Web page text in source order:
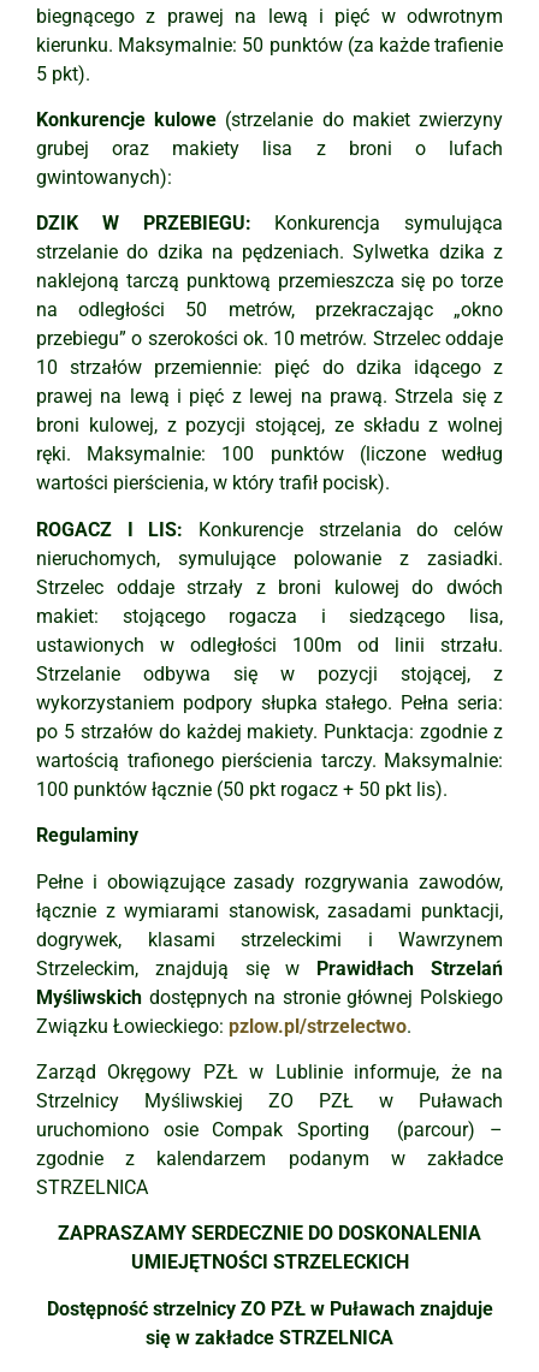
biegnącego z prawej na lewą i pięć w odwrotnym
kierunku. Maksymalnie: 50 punktów (za każde trafienie
5 pkt).
Konkurencje kulowe (strzelanie do makiet zwierzyny
grubej oraz makiety lisa z broni o lufach
gwintowanych):
DZIK W PRZEBIEGU: Konkurencja symulująca
strzelanie do dzika na pędzeniach. Sylwetka dzika z
naklejoną tarczą punktową przemieszcza się po torze
na odległości 50 metrów, przekraczając „okno
przebiegu” o szerokości ok. 10 metrów. Strzelec oddaje
10 strzałów przemiennie: pięć do dzika idącego z
prawej na lewą i pięć z lewej na prawą. Strzela się z
broni kulowej, z pozycji stojącej, ze składu z wolnej
ręki. Maksymalnie: 100 punktów (liczone według
wartości pierścienia, w który trafił pocisk).
ROGACZ I LIS: Konkurencje strzelania do celów
nieruchomych, symulujące polowanie z zasiadki.
Strzelec oddaje strzały z broni kulowej do dwóch
makiet: stojącego rogacza i siedzącego lisa,
ustawionych w odległości 100m od linii strzału.
Strzelanie odbywa się w pozycji stojącej, z
wykorzystaniem podpory słupka stałego. Pełna seria:
po 5 strzałów do każdej makiety. Punktacja: zgodnie z
wartością trafionego pierścienia tarczy. Maksymalnie:
100 punktów łącznie (50 pkt rogacz + 50 pkt lis).
Regulaminy
Pełne i obowiązujące zasady rozgrywania zawodów,
łącznie z wymiarami stanowisk, zasadami punktacji,
dogrywek, klasami strzeleckimi i Wawrzynem
Strzeleckim, znajdują się w Prawidłach Strzelań
Myśliwskich dostępnych na stronie głównej Polskiego
Związku Łowieckiego: pzlow.pl/strzelectwo.
Zarząd Okręgowy PZŁ w Lublinie informuje, że na
Strzelnicy Myśliwskiej ZO PZŁ w Puławach
uruchomiono osie Compak Sporting (parcour) –
zgodnie z kalendarzem podanym w zakładce
STRZELNICA
ZAPRASZAMY SERDECZNIE DO DOSKONALENIA
UMIEJĘTNOŚCI STRZELECKICH
Dostępność strzelnicy ZO PZŁ w Puławach znajduje
się w zakładce STRZELNICA